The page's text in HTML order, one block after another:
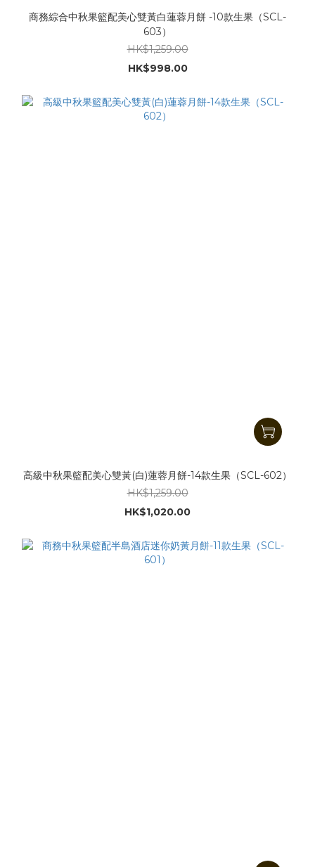
商務綜合中秋果籃配美心雙黃白蓮蓉月餅 -10款生果（SCL-
603）
HK$1,259.00
HK$998.00
高級中秋果籃配美心雙黃(白)蓮蓉月餅-14款生果（SCL-602）
HK$1,259.00
HK$1,020.00